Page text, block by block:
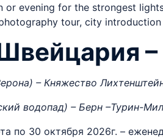
or evening for the strongest
tour, city
– Княжество
водопад) – Берн –Турин-
по 30 октября 2026г. –